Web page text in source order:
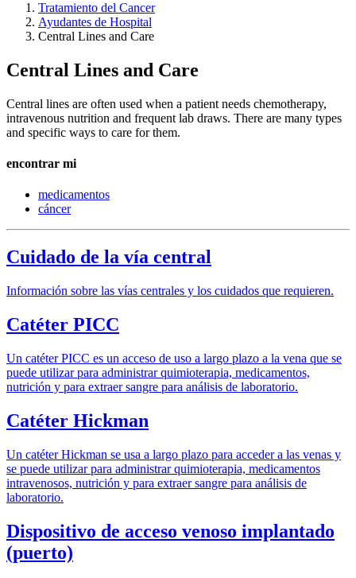
Tratamiento del Cancer
Ayudantes de Hospital
Central Lines and Care
Central Lines and Care
Central lines are often used when a patient needs chemotherapy,
intravenous nutrition and frequent lab draws. There are many types
and specific ways to care for them.
encontrar mi
medicamentos
cáncer
Cuidado de la vía central
Información sobre las vías centrales y los cuidados que requieren.
Catéter PICC
Un catéter PICC es un acceso de uso a largo plazo a la vena que se
puede utilizar para administrar quimioterapia, medicamentos,
nutrición y para extraer sangre para análisis de laboratorio.
Catéter Hickman
Un catéter Hickman se usa a largo plazo para acceder a las venas y
se puede utilizar para administrar quimioterapia, medicamentos
intravenosos, nutrición y para extraer sangre para análisis de
laboratorio.
Dispositivo de acceso venoso implantado
(puerto)